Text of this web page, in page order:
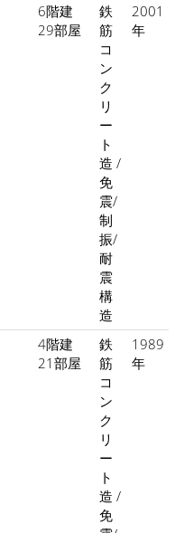
6階建
29部屋
鉄
筋
コ
ン
ク
リ
ー
ト
造 /
免
震/
制
振/
耐
震
構
造
2001
年
4階建
21部屋
鉄
筋
コ
ン
ク
リ
ー
ト
造 /
免
1989
年